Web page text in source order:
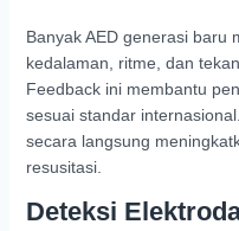
Banyak AED generasi baru
kedalaman, ritme, dan
Feedback ini membantu
sesuai standar
secara langsung
resusitasi.
Deteksi